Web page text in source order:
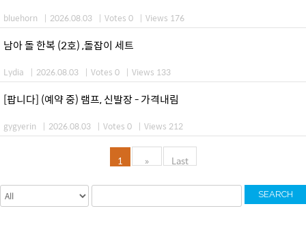
bluehorn | 2026.08.03 | Votes 0 | Views 176
남아 돌 한복 (2호) ,돌잡이 세트
Lydia | 2026.08.03 | Votes 0 | Views 133
[팝니다] (예약 중) 램프, 신발장 - 가격내림
gygyerin | 2026.08.03 | Votes 0 | Views 212
1 » Last
SEARCH